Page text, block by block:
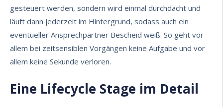
gesteuert werden, sondern wird einmal durchdacht und
läuft dann jederzeit im Hintergrund, sodass auch ein
eventueller Ansprechpartner Bescheid weiß. So geht vor
allem bei zeitsensiblen Vorgängen keine Aufgabe und vor
allem keine Sekunde verloren.
Eine Lifecycle Stage im Detail